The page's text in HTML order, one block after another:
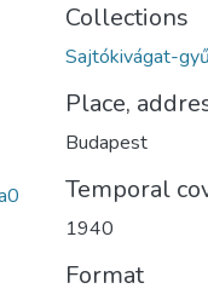
Collections
Sajtókivágat-
Place,
Budapest
Temporal
1940
Format